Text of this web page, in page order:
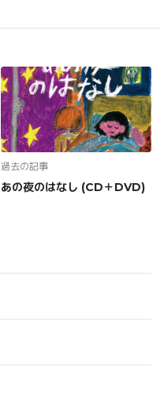
過去の記事
あの夜のはなし (CD＋DVD)